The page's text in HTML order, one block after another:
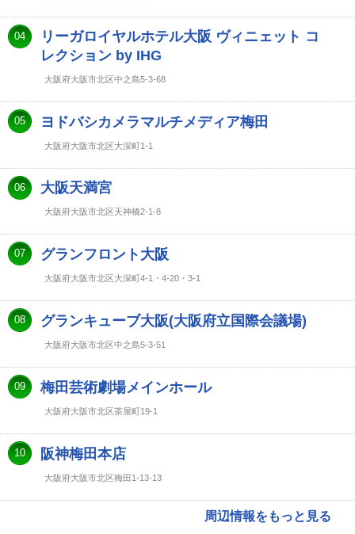
04
リーガロイヤルホテル大阪 ヴィニェット コ
レクション by IHG
大阪府大阪市北区中之島5-3-68
05 ヨドバシカメラマルチメディア梅田
大阪府大阪市北区大深町1-1
06 大阪天満宮
大阪府大阪市北区天神橋2-1-8
07 グランフロント大阪
大阪府大阪市北区大深町4-1・4-20・3-1
08 グランキューブ大阪(大阪府立国際会議場)
大阪府大阪市北区中之島5-3-51
09 梅田芸術劇場メインホール
大阪府大阪市北区茶屋町19-1
10 阪神梅田本店
大阪府大阪市北区梅田1-13-13
周辺情報をもっと見る